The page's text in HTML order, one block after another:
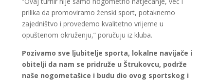
prilika da promoviramo ženski sport, potaknemo
zajedništvo i provedemo kvalitetno vrijeme u
opuštenom okruženju,” poručuju iz kluba.
Pozivamo sve ljubitelje sporta, lokalne navijače i
obitelji da nam se pridruže u Štrukovcu, podrže
naše nogometašice i budu dio ovog sportskog i